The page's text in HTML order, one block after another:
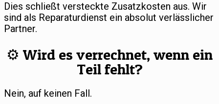
Dies schließt versteckte Zusatzkosten aus. Wir
sind als Reparaturdienst ein absolut verlässlicher
Partner.
⚙️ Wird es verrechnet, wenn ein
Teil fehlt?
Nein, auf keinen Fall.